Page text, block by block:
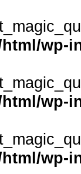
html/
html/
html/